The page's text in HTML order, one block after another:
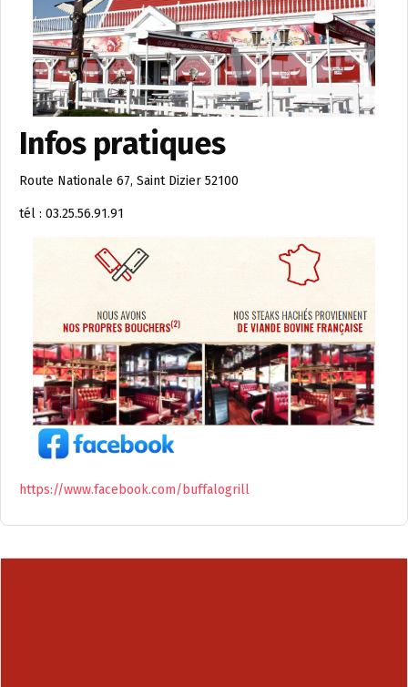
Infos pratiques
Route Nationale 67, Saint Dizier 52100
tél : 03.25.56.91.91
https://www.facebook.com/buffalogrill